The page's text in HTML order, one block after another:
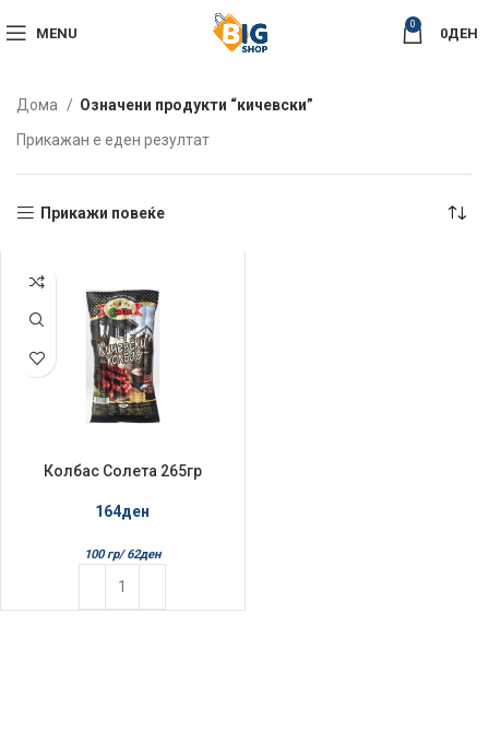
MENU
0
0ДЕН
Дома
Означени продукти “кичевски”
Прикажан е еден резултат
Прикажи повеќе
Колбас Солета 265гр
164ден
100 гр/ 62ден